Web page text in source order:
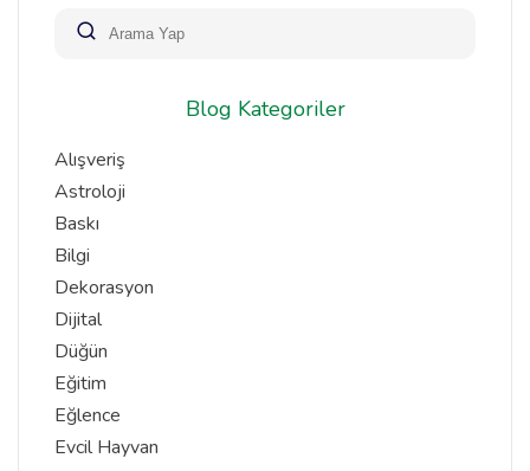
Blog Kategoriler
Alışveriş
Astroloji
Baskı
Bilgi
Dekorasyon
Dijital
Düğün
Eğitim
Eğlence
Evcil Hayvan